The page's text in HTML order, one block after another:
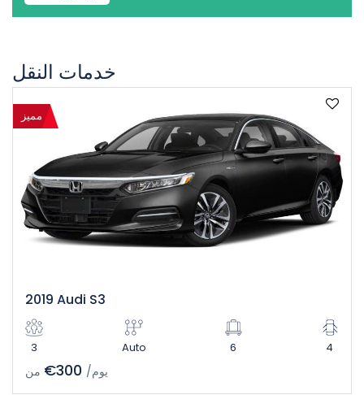
خدمات النقل
مميز
2019 Audi S3
3 Auto 6 4
من €300 /يوم